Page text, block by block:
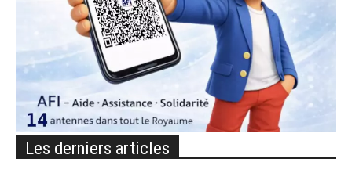
Les derniers articles